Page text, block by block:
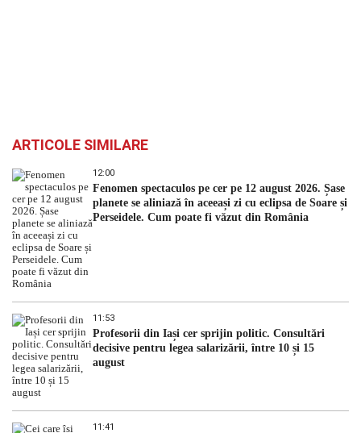
ARTICOLE SIMILARE
12:00
Fenomen spectaculos pe cer pe 12 august 2026. Șase
planete se aliniază în aceeași zi cu eclipsa de Soare și
Perseidele. Cum poate fi văzut din România
11:53
Profesorii din Iași cer sprijin politic. Consultări
decisive pentru legea salarizării, între 10 și 15
august
11:41